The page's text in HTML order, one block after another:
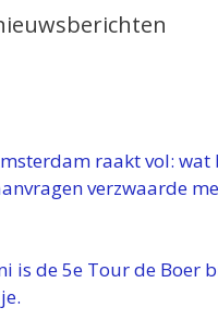
raakt vol: wat
verzwaarde
is de 5e Tour de Boer